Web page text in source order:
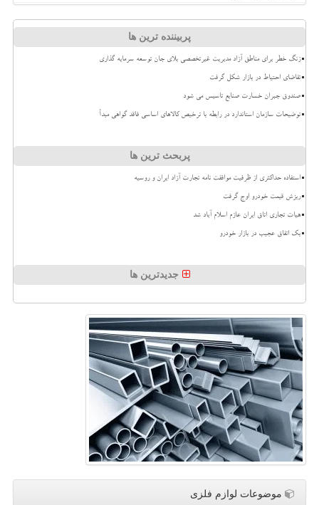
پربیننده ترین ها
زنگ خطر برای مناطق آزاد مدیریت غیرتخصصی بلای جان توسعه سرمایه گذاری
تقاضای احتیاط در بازار شکل گرفت
صندوق جبران خسارت صنایع تاسیس می شود
توضیحات سازمان استاندارد در رابطه با ترخیص کالاهای اساسی فاقد گواهی مبدأ
پربحث ترین ها
استفاده حداکثری از ظرفیت موافقت نامه تجارت آزاد ایران و روسیه
ریزش قیمت خودرو اوج گرفت
هیات تجاری اتاق ایران عازم اسلام آباد شد
بک اتفاق عجیب در بازار خودرو
جدیدترین ها
موضوعات لوازم فلزی